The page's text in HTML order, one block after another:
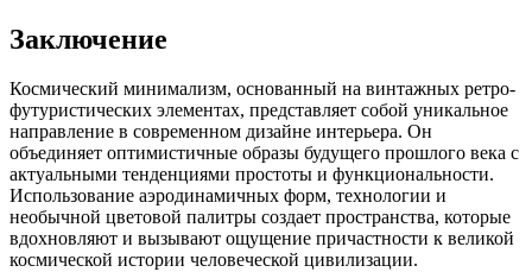
Заключение
Космический минимализм, основанный на винтажных ретро-
футуристических элементах, представляет собой уникальное
направление в современном дизайне интерьера. Он
объединяет оптимистичные образы будущего прошлого века с
актуальными тенденциями простоты и функциональности.
Использование аэродинамичных форм, технологии и
необычной цветовой палитры создает пространства, которые
вдохновляют и вызывают ощущение причастности к великой
космической истории человеческой цивилизации.